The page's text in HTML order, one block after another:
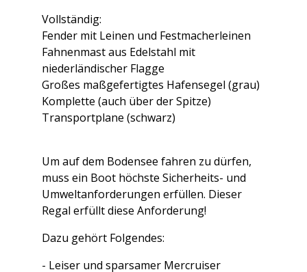
Vollständig:
Fender mit Leinen und Festmacherleinen
Fahnenmast aus Edelstahl mit
niederländischer Flagge
Großes maßgefertigtes Hafensegel (grau)
Komplette (auch über der Spitze)
Transportplane (schwarz)
Um auf dem Bodensee fahren zu dürfen,
muss ein Boot höchste Sicherheits- und
Umweltanforderungen erfüllen. Dieser
Regal erfüllt diese Anforderung!
Dazu gehört Folgendes:
- Leiser und sparsamer Mercruiser